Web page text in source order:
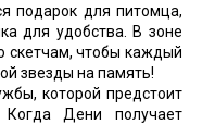
подарок для питомца,
для удобства. В зоне
скетчам, чтобы каждый
звезды на память!
которой предстоит
Когда Дени получает